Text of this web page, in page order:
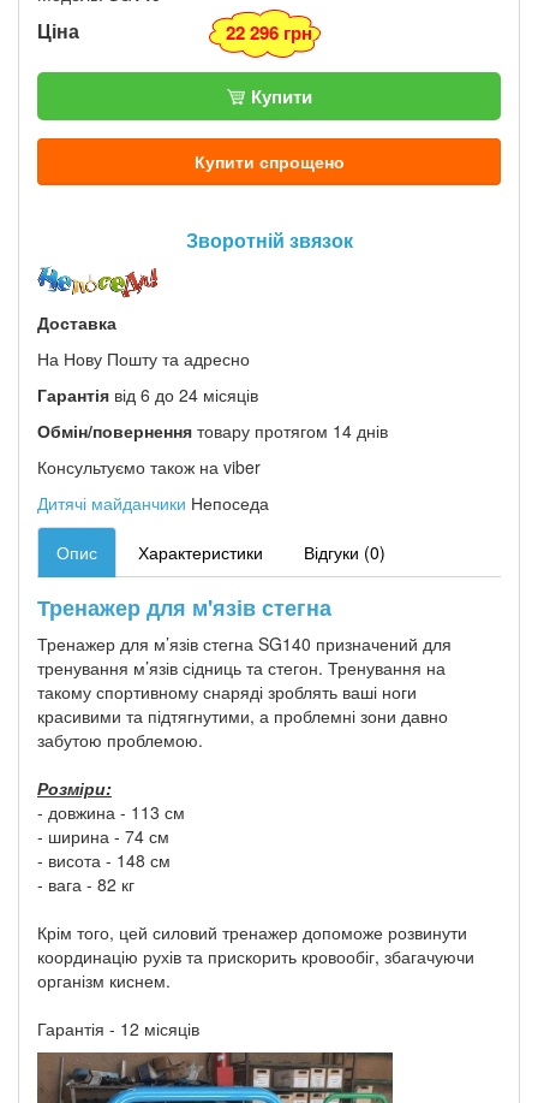
Ціна 22 296 грн
Купити
Купити спрощено
Зворотній звязок
Доставка
На Нову Пошту та адресно
Гарантія від 6 до 24 місяців
Обмін/повернення товару протягом 14 днів
Консультуємо також на viber
Дитячі майданчики Непоседа
Опис Характеристики Відгуки (0)
Тренажер для м'язів стегна
Тренажер для м’язів стегна SG140 призначений для
тренування м’язів сідниць та стегон. Тренування на
такому спортивному снаряді зроблять ваші ноги
красивими та підтягнутими, а проблемні зони давно
забутою проблемою.
Розміри:
- довжина - 113 см
- ширина - 74 см
- висота - 148 см
- вага - 82 кг
Крім того, цей силовий тренажер допоможе розвинути
координацію рухів та прискорить кровообіг, збагачуючи
організм киснем.
Гарантія - 12 місяців